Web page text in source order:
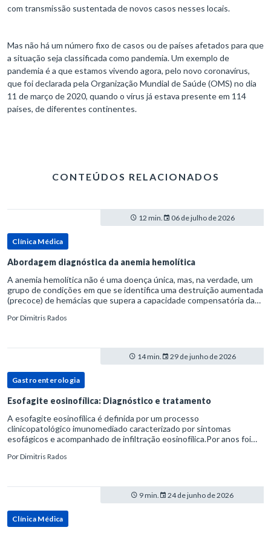
com transmissão sustentada de novos casos nesses locais.
Mas não há um número fixo de casos ou de países afetados para que
a situação seja classificada como pandemia. Um exemplo de
pandemia é a que estamos vivendo agora, pelo novo coronavírus,
que foi declarada pela Organização Mundial de Saúde (OMS) no dia
11 de março de 2020, quando o vírus já estava presente em 114
países, de diferentes continentes.
CONTEÚDOS RELACIONADOS
12 min. 06 de julho de 2026
Clínica Médica
Abordagem diagnóstica da anemia hemolítica
A anemia hemolítica não é uma doença única, mas, na verdade, um
grupo de condições em que se identifica uma destruição aumentada
(precoce) de hemácias que supera a capacidade compensatória da
PorDimitris Rados
14 min. 29 de junho de 2026
Gastroenterologia
Esofagite eosinofílica: Diagnóstico e tratamento
A esofagite eosinofílica é definida por um processo
clinicopatológico imunomediado caracterizado por sintomas
esofágicos e acompanhado de infiltração eosinofílica.Por anos foi
refluxo gastr
PorDimitris Rados
9 min. 24 de junho de 2026
Clínica Médica